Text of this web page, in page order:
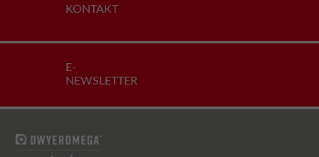
KONTAKT
E-
NEWSLETTER